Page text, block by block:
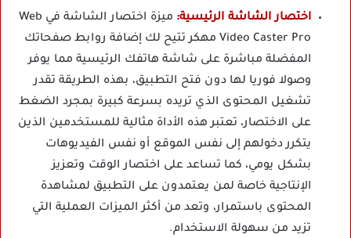
اختصار الشاشة الرئيسية:
ميزة اختصار الشاشة في Web
Video Caster Pro مهكر تتيح لك إضافة روابط صفحاتك
المفضلة مباشرة على شاشة هاتفك الرئيسية مما يوفر
وصولا فوريا لها دون فتح التطبيق، بهذه الطريقة تقدر
تشغيل المحتوى الذي تريده بسرعة كبيرة بمجرد الضغط
على الاختصار، تعتبر هذه الأداة مثالية للمستخدمين الذين
يتكرر دخولهم إلى نفس الموقع أو نفس الفيديوهات
بشكل يومي، كما تساعد على اختصار الوقت وتعزيز
الإنتاجية خاصة لمن يعتمدون على التطبيق لمشاهدة
المحتوى باستمرار، وتعد من أكثر الميزات العملية التي
تزيد من سهولة الاستخدام.